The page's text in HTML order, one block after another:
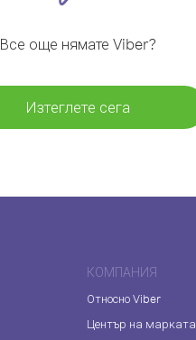
Все още нямате Viber?
Изтеглете сега
КОМПАНИЯ
Относно Viber
Център на марката